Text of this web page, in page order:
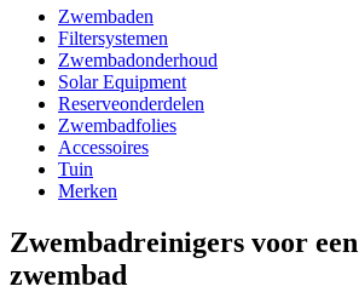
Zwembaden
Filtersystemen
Zwembadonderhoud
Solar Equipment
Reserveonderdelen
Zwembadfolies
Accessoires
Tuin
Merken
Zwembadreinigers voor
zwembad